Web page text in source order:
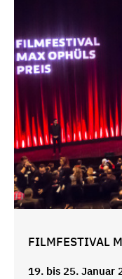
FILMFESTIVAL
19. bis 25. Januar